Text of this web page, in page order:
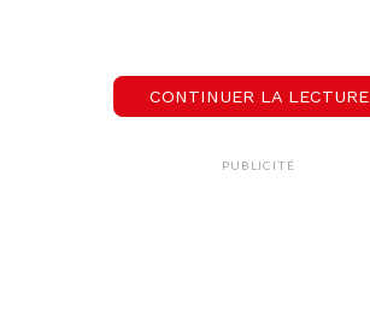
CONTINUER LA LECTURE
PUBLICITÉ